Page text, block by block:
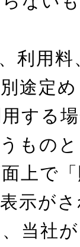
利用料
途定
する
もの
上で
表示が
当社